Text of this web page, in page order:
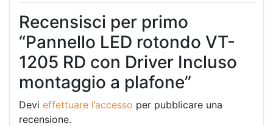
Recensisci per primo
“Pannello LED rotondo VT-
1205 RD con Driver Incluso
montaggio a plafone”
Devi effettuare l’accesso per pubblicare una
recensione.